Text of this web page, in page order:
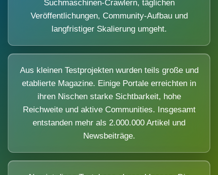
Suchmaschinen-Crawlern, täglichen
Veröffentlichungen, Community-Aufbau und
langfristiger Skalierung umgeht.
Aus kleinen Testprojekten wurden teils große und
etablierte Magazine. Einige Portale erreichten in
ihren Nischen starke Sichtbarkeit, hohe
Reichweite und aktive Communities. Insgesamt
entstanden mehr als 2.000.000 Artikel und
Newsbeiträge.